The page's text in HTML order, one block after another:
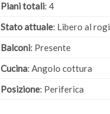
Piani totali: 4
Stato attuale: Libero al
Balconi: Presente
Cucina: Angolo cottura
Posizione: Periferica